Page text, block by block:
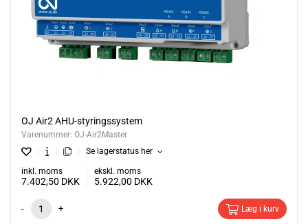
OJ Air2 AHU-styringssystem
Varenummer: OJ-Air2Master
Se lagerstatus her
inkl. moms
7.402,50 DKK
ekskl. moms
5.922,00 DKK
- + Læg i kurv